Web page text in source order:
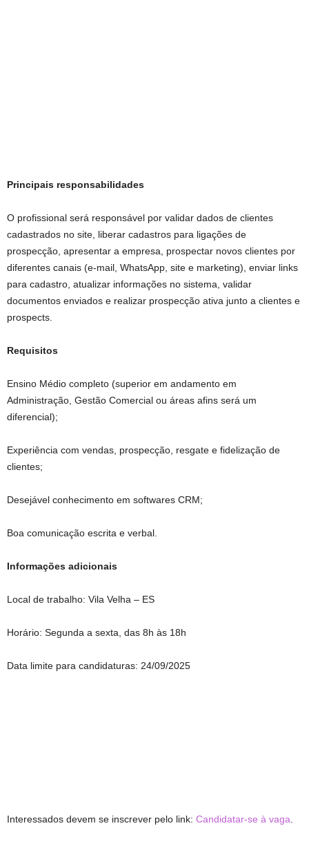
Principais responsabilidades
O profissional será responsável por validar dados de clientes
cadastrados no site, liberar cadastros para ligações de
prospecção, apresentar a empresa, prospectar novos clientes por
diferentes canais (e-mail, WhatsApp, site e marketing), enviar links
para cadastro, atualizar informações no sistema, validar
documentos enviados e realizar prospecção ativa junto a clientes e
prospects.
Requisitos
Ensino Médio completo (superior em andamento em
Administração, Gestão Comercial ou áreas afins será um
diferencial);
Experiência com vendas, prospecção, resgate e fidelização de
clientes;
Desejável conhecimento em softwares CRM;
Boa comunicação escrita e verbal.
Informações adicionais
Local de trabalho: Vila Velha – ES
Horário: Segunda a sexta, das 8h às 18h
Data limite para candidaturas: 24/09/2025
Interessados devem se inscrever pelo link: Candidatar-se à vaga